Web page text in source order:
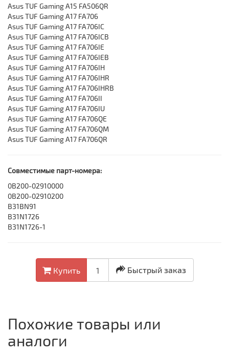
Asus TUF Gaming A15 FA506QR
Asus TUF Gaming A17 FA706
Asus TUF Gaming A17 FA706IC
Asus TUF Gaming A17 FA706ICB
Asus TUF Gaming A17 FA706IE
Asus TUF Gaming A17 FA706IEB
Asus TUF Gaming A17 FA706IH
Asus TUF Gaming A17 FA706IHR
Asus TUF Gaming A17 FA706IHRB
Asus TUF Gaming A17 FA706II
Asus TUF Gaming A17 FA706IU
Asus TUF Gaming A17 FA706QE
Asus TUF Gaming A17 FA706QM
Asus TUF Gaming A17 FA706QR
Совместимые парт-номера:
0B200-02910000
0B200-02910200
B31BN91
B31N1726
B31N1726-1
Купить Быстрый заказ
Похожие товары или
аналоги